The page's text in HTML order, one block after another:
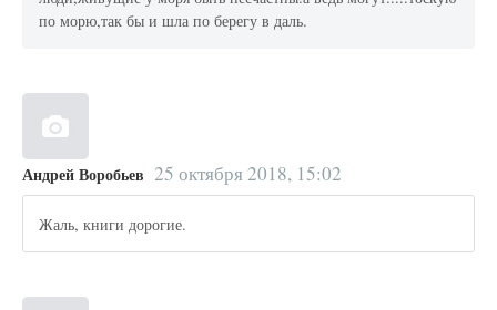
по морю,так бы и шла по берегу в даль.
Андрей Воробьев 25 октября 2018, 15:02
Жаль, книги дорогие.